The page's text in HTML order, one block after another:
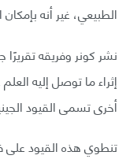
الطبيعي، غير أنه
إثراء ما توصل إليه
أخرى تسمى القيود
تنطوي هذه القيود على